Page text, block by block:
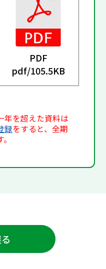
PDF
pdf/105.5KB
年を超えた資料は
録をすると、全期